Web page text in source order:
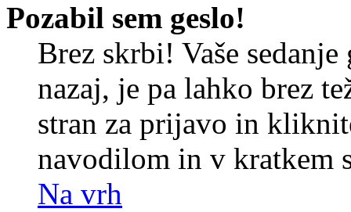
Pozabil sem geslo!
Brez skrbi! Vaše
nazaj, je pa lahko brez
stran za prijavo in
navodilom in v kratkem
Na vrh